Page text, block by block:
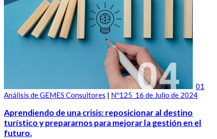
01
Análisis de GEMES Consultores | Nº125_16 de Julio de 2024
Aprendiendo de una crisis: reposicionar al destino
turístico y prepararnos para mejorar la gestión en el
futuro.